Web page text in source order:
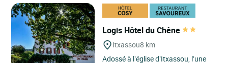
Logis Hôtel du Chêne
Itxassou8 km
Adossé à l’église d’Itxassou, l’une